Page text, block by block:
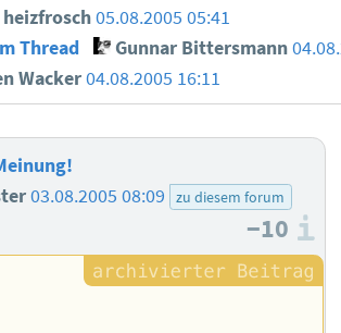
heizfrosch05.08.2005 05:41
Thread Gunnar Bittersmann
Wacker 04.08.2005 16:11
03.08.2005 08:09 zu diesem forum
−10